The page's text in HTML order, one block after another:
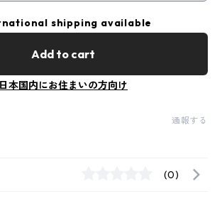
shipping available
Add to cart
日本国内にお住まいの方向け
通報する
(0)